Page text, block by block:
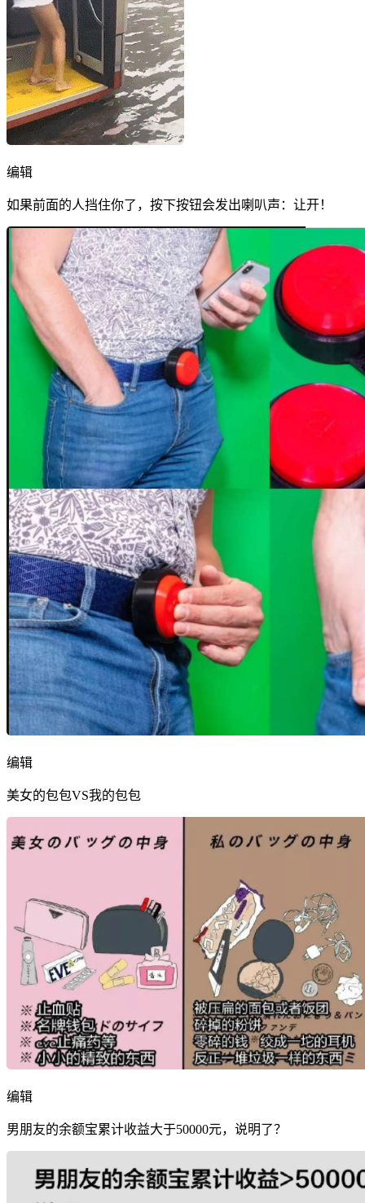
编辑
如果前面的人挡住你了，按下按钮会发出喇叭声：让开！
编辑
美女的包包VS我的包包
编辑
男朋友的余额宝累计收益大于50000元，说明了？